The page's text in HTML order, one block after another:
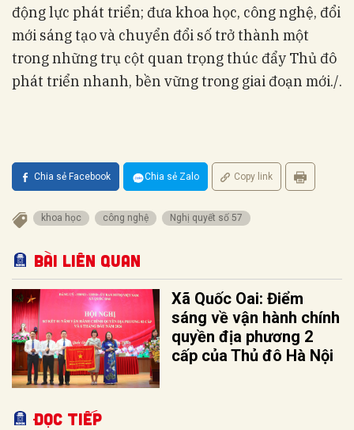
động lực phát triển; đưa khoa học, công nghệ, đổi
mới sáng tạo và chuyển đổi số trở thành một
trong những trụ cột quan trọng thúc đẩy Thủ đô
phát triển nhanh, bền vững trong giai đoạn mới./.
Chia sẻ Facebook Chia sẻ Zalo Copy link
khoa học công nghệ Nghị quyết số 57
Bài liên quan
Xã Quốc Oai: Điểm
sáng về vận hành chính
quyền địa phương 2
cấp của Thủ đô Hà Nội
Đọc tiếp